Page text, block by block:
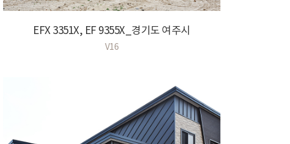
EFX 3351X, EF 9355X_경기도 여주시
V16